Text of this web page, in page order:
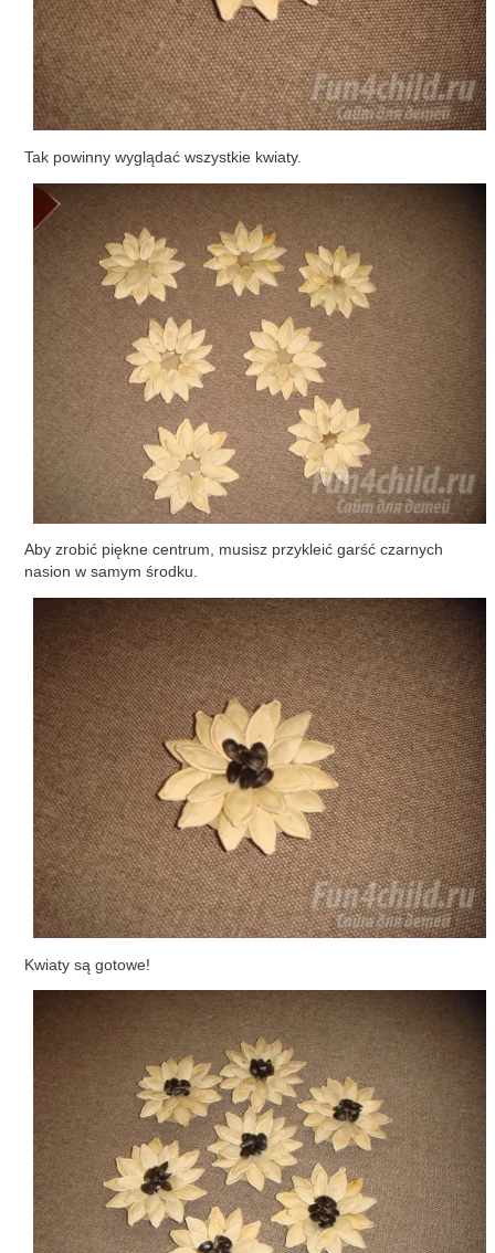
Tak powinny wyglądać wszystkie kwiaty.
Aby zrobić piękne centrum, musisz przykleić garść czarnych
nasion w samym środku.
Kwiaty są gotowe!